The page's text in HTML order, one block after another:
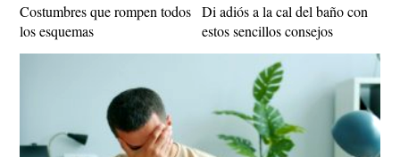
Costumbres que rompen todos
los esquemas
Di adiós a la cal del baño con
estos sencillos consejos